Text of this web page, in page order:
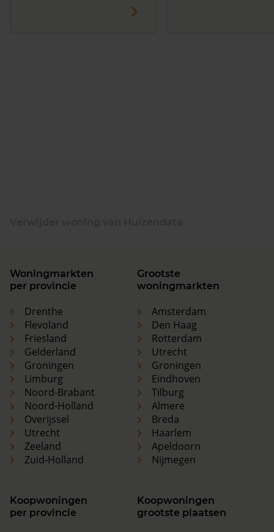
Woningmarkten
per provincie
Drenthe
Flevoland
Friesland
Gelderland
Groningen
Limburg
Noord-Brabant
Noord-Holland
Overijssel
Utrecht
Zeeland
Zuid-Holland
Grootste
woningmarkten
Amsterdam
Den Haag
Rotterdam
Utrecht
Groningen
Eindhoven
Tilburg
Almere
Breda
Haarlem
Apeldoorn
Nijmegen
Koopwoningen
per provincie
Koopwoningen
grootste plaatsen